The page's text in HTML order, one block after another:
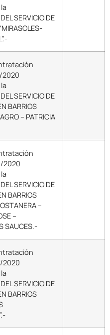
SERVICIO DE
2020
SERVICIO DE
BARRIOS
– PATRICIA
2020
SERVICIO DE
BARRIOS
–
–
SAUCES.-
2020
SERVICIO DE
BARRIOS